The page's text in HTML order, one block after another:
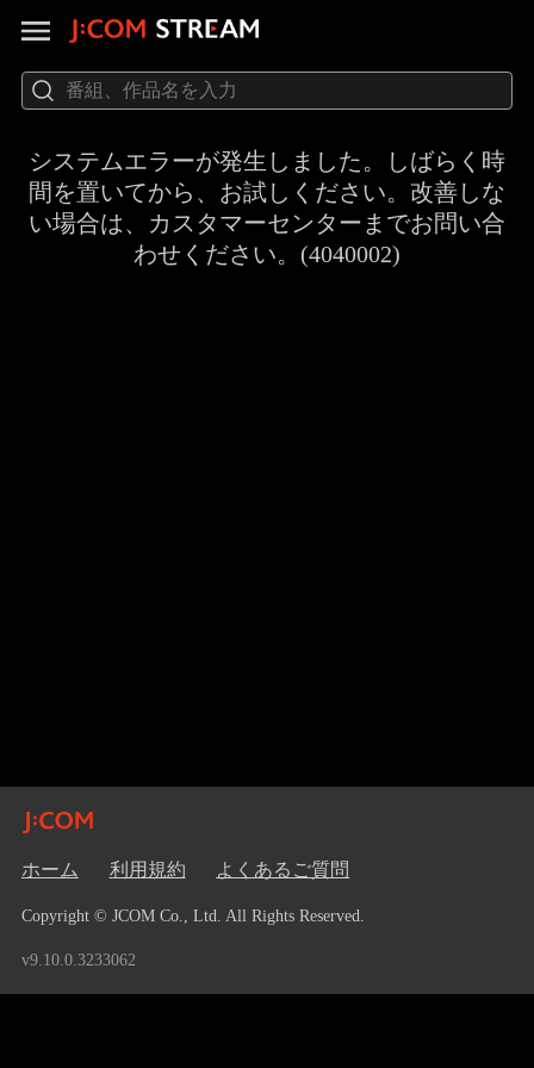
システムエラーが発生しました。しばらく時
間を置いてから、お試しください。改善しな
い場合は、カスタマーセンターまでお問い合
わせください。(4040002)
ホーム 利用規約 よくあるご質問
Copyright © JCOM Co., Ltd. All Rights Reserved.
v9.10.0.3233062